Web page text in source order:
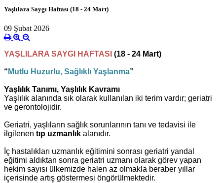
Yaşlılara Saygı Haftası (18 - 24 Mart)
09 Şubat 2026
YAŞLILARA SAYGI HAFTASI (18 - 24 Mart)
“ Mutlu Huzurlu, Sağlıklı Yaşlanma”
Yaşlılık Tanımı, Yaşlılık Kavramı
Yaşlılık alanında sık olarak kullanılan iki terim vardır; geriatri
ve gerontolojidir.
Geriatri, yaşlıların sağlık sorunlarının tanı ve tedavisi ile
ilgilenen tıp uzmanlık alanıdır.
İç hastalıkları uzmanlık eğitimini sonrası geriatri yandal
eğitimi aldıktan sonra geriatri uzmanı olarak görev yapan
hekim sayısı ülkemizde halen az olmakla beraber yıllar
içerisinde artış göstermesi öngörülmektedir.